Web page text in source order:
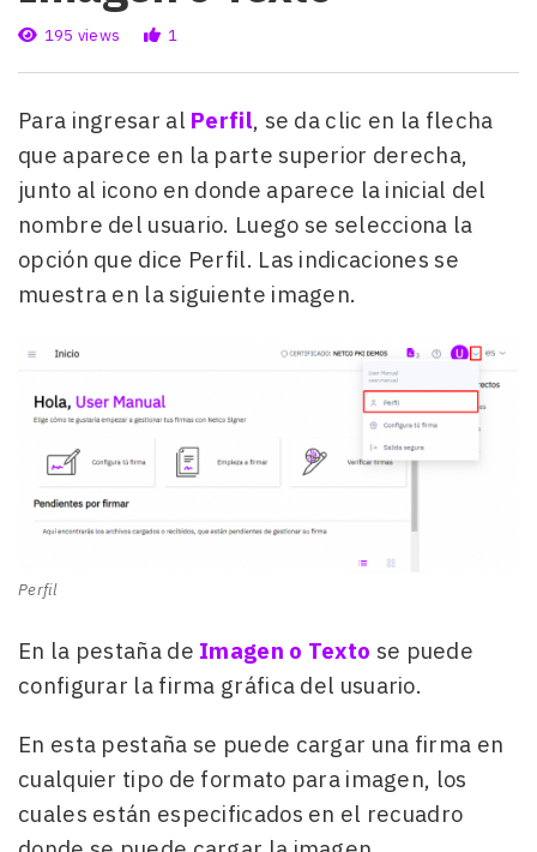
195 views 1
Para ingresar al Perfil, se da clic en la flecha
que aparece en la parte superior derecha,
junto al icono en donde aparece la inicial del
nombre del usuario. Luego se selecciona la
opción que dice Perfil. Las indicaciones se
muestra en la siguiente imagen.
Perfil
En la pestaña de Imagen o Texto se puede
configurar la firma gráfica del usuario.
En esta pestaña se puede cargar una firma en
cualquier tipo de formato para imagen, los
cuales están especificados en el recuadro